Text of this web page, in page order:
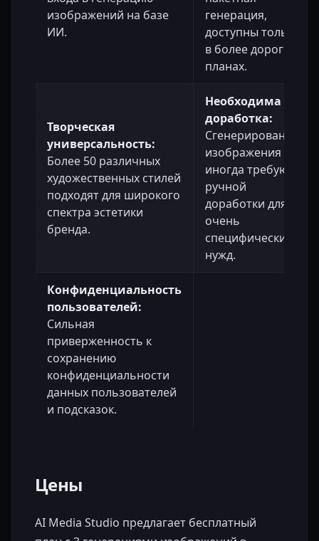
изображений на базе
ИИ.
генерация,
доступны только
в более дорогих
планах.
Творческая
универсальность:
Более 50 различных
художественных стилей
подходят для широкого
спектра эстетики
бренда.
Необходима
доработка:
Сгенерированные
изображения
иногда требуют
ручной
доработки для
очень
специфических
нужд.
Конфиденциальность
пользователей:
Сильная
приверженность к
сохранению
конфиденциальности
данных пользователей
и подсказок.
Цены
AI Media Studio предлагает бесплатный